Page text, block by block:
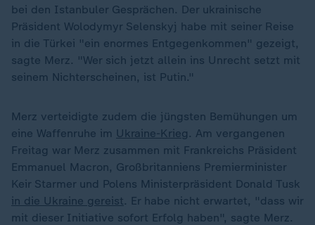
bei den Istanbuler Gesprächen. Der ukrainische
Präsident Wolodymyr Selenskyj habe mit seiner Reise
in die Türkei "ein enormes Entgegenkommen" gezeigt,
sagte Merz. "Wer sich jetzt allein ins Unrecht setzt mit
seinem Nichterscheinen, ist Putin."
Merz verteidigte zudem die jüngsten Bemühungen um
eine Waffenruhe im Ukraine-Krieg . Am vergangenen
Freitag war Merz zusammen mit Frankreichs Präsident
Emmanuel Macron, Großbritanniens Premierminister
Keir Starmer und Polens Ministerpräsident Donald Tusk
in die Ukraine gereist. Er habe nicht erwartet, "dass wir
mit dieser Initiative sofort Erfolg haben", sagte Merz.